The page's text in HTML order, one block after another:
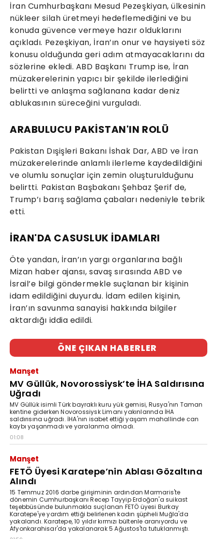
İran Cumhurbaşkanı Mesud Pezeşkiyan, ülkesinin
nükleer silah üretmeyi hedeflemediğini ve bu
konuda güvence vermeye hazır olduklarını
açıkladı. Pezeşkiyan, İran’ın onur ve haysiyeti söz
konusu olduğunda geri adım atmayacaklarını da
sözlerine ekledi. ABD Başkanı Trump ise, İran
müzakerelerinin yapıcı bir şekilde ilerlediğini
belirtti ve anlaşma sağlanana kadar deniz
ablukasının süreceğini vurguladı.
ARABULUCU PAKİSTAN'IN ROLÜ
Pakistan Dışişleri Bakanı İshak Dar, ABD ve İran
müzakerelerinde anlamlı ilerleme kaydedildiğini
ve olumlu sonuçlar için zemin oluşturulduğunu
belirtti. Pakistan Başbakanı Şehbaz Şerif de,
Trump’ı barış sağlama çabaları nedeniyle tebrik
etti.
İRAN'DA CASUSLUK İDAMLARI
Öte yandan, İran’ın yargı organlarına bağlı
Mizan haber ajansı, savaş sırasında ABD ve
İsrail’e bilgi göndermekle suçlanan bir kişinin
idam edildiğini duyurdu. İdam edilen kişinin,
İran’ın savunma sanayisi hakkında bilgiler
aktardığı iddia edildi.
ÖNE ÇIKAN HABERLER
Manşet
MV Güllük, Novorossiysk’te İHA Saldırısına
Uğradı
MV Güllük isimli Türk bayraklı kuru yük gemisi, Rusya'nın Taman
kentine giderken Novorossiysk Limanı yakınlarında İHA
saldırısına uğradı. İHA'nın isabet ettiği yaşam mahallinde can
kaybı yaşanmadı ve yaralanma olmadı.
01:08
Manşet
FETÖ Üyesi Karatepe’nin Ablası Gözaltına
Alındı
15 Temmuz 2016 darbe girişiminin ardından Marmaris'te
dönemin Cumhurbaşkanı Recep Tayyip Erdoğan'a suikast
teşebbüsünde bulunmakla suçlanan FETÖ üyesi Burkay
Karatepe'ye yardım ettiği belirlenen kadın şüpheli Muğla'da
yakalandı. Karatepe, 10 yıldır kırmızı bültenle aranıyordu ve
Afyonkarahisar'da yakalanarak 5 Ağustos'ta tutuklanmıştı.